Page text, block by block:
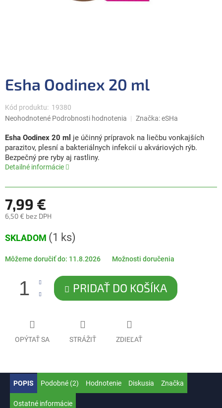
Esha Oodinex 20 ml
Kód produktu: 19380
Priemerné
produktu
je
0,0
z
Neohodnotené Podrobnosti hodnotenia Značka:eSHa
Esha Oodinex 20 ml je účinný prípravok na liečbu vonkajších
parazitov, plesní a bakteriálnych infekcií u akváriových rýb.
Bezpečný pre ryby aj rastliny.
Detailné informácie
7,99 €
6,50 € bez DPH
cena:
SKLADOM (1 ks)
Môžeme doručiť do: 11.8.2026 Možnosti doručenia
PRIDAŤ DO KOŠÍKA
OPÝTAŤ SA STRÁŽIŤ ZDIEĽAŤ
POPIS Podobné (2) Hodnotenie Diskusia Značka
Ostatné informácie